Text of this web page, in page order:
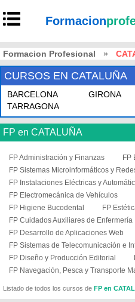
Formacion
Formacion Profesional »
CURSOS EN CATALUÑA
BARCELONA GIRONA
TARRAGONA
FP en CATALUÑA
FP Administración y Finanzas
FP
FP Sistemas Microinformáticos y
FP Instalaciones Eléctricas y
FP Electromecánica de Vehículos
FP Higiene Bucodental
FP
FP Cuidados Auxiliares de Enfermería
FP Desarrollo de Aplicaciones Web
FP Sistemas de Telecomunicación e
FP Diseño y Producción Editorial
FP Navegación, Pesca y Transporte
Listado de todos los cursos de FP en